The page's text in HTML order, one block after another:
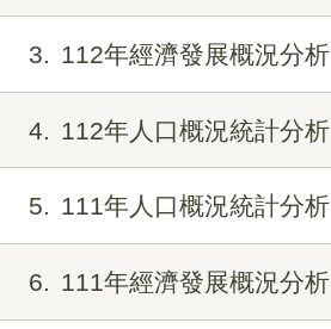
3 112年經濟發展概況分析
4 112年人口概況統計分析
5 111年人口概況統計分析
6 111年經濟發展概況分析